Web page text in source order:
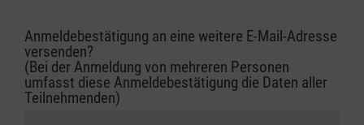
Anmeldebestätigung an eine weitere E-Mail-Adresse
versenden?
(Bei der Anmeldung von mehreren Personen
umfasst diese Anmeldebestätigung die Daten aller
Teilnehmenden)